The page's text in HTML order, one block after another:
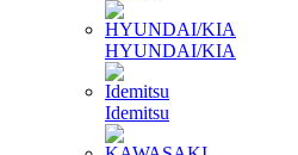
HYUNDAI/KIA
Idemitsu